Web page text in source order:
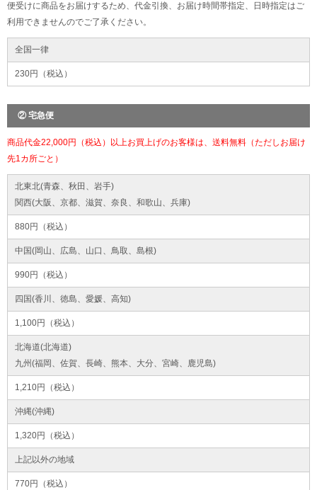
便受けに商品をお届けするため、代金引換、お届け時間帯指定、日時指定はご
利用できませんのでご了承ください。
全国一律
230円（税込）
② 宅急便
商品代金22,000円（税込）以上お買上げのお客様は、送料無料（ただしお届け
先1カ所ごと）
北東北(青森、秋田、岩手)
関西(大阪、京都、滋賀、奈良、和歌山、兵庫)
880円（税込）
中国(岡山、広島、山口、鳥取、島根)
990円（税込）
四国(香川、徳島、愛媛、高知)
1,100円（税込）
北海道(北海道)
九州(福岡、佐賀、長崎、熊本、大分、宮崎、鹿児島)
1,210円（税込）
沖縄(沖縄)
1,320円（税込）
上記以外の地域
770円（税込）